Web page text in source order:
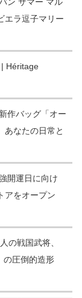
エラ逗子マリー
Héritage
作バッグ「オー
あなたの日常と
開運日に向け
アをオープン
の戦国武将、
の圧倒的造形